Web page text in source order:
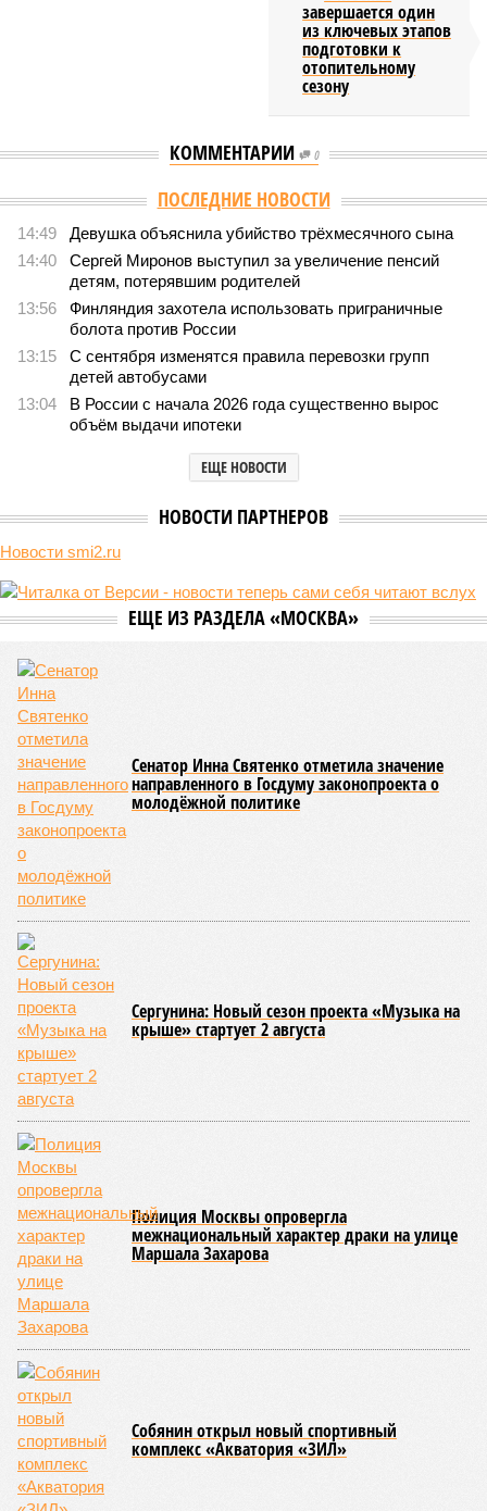
завершается один
из ключевых этапов
подготовки к
отопительному
сезону
КОММЕНТАРИИ 0
ПОСЛЕДНИЕ НОВОСТИ
14:49
Девушка объяснила убийство трёхмесячного сына
14:40
Сергей Миронов выступил за увеличение пенсий
детям, потерявшим родителей
13:56
Финляндия захотела использовать приграничные
болота против России
13:15
С сентября изменятся правила перевозки групп
детей автобусами
13:04
В России с начала 2026 года существенно вырос
объём выдачи ипотеки
ЕЩЕ НОВОСТИ
НОВОСТИ ПАРТНЕРОВ
Новости smi2.ru
ЕЩЕ ИЗ РАЗДЕЛА «МОСКВА»
Сенатор Инна Святенко отметила значение
направленного в Госдуму законопроекта о
молодёжной политике
Сергунина: Новый сезон проекта «Музыка на
крыше» стартует 2 августа
Полиция Москвы опровергла
межнациональный характер драки на улице
Маршала Захарова
Собянин открыл новый спортивный
комплекс «Акватория «ЗИЛ»